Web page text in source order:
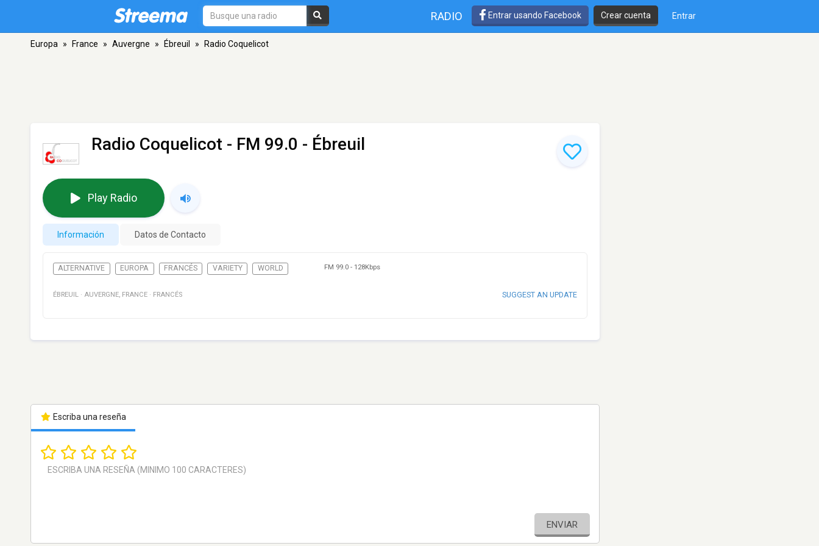
RADIO Entrar usando Facebook Crear cuenta Entrar
Europa » France » Auvergne » Ébreuil » Radio Coquelicot
Radio Coquelicot - FM 99.0 - Ébreuil
Play Radio
Información Datos de Contacto
ALTERNATIVE EUROPA FRANCÉS VARIETY WORLD FM 99.0 - 128Kbps
ÉBREUIL · AUVERGNE, FRANCE · FRANCÉS SUGGEST AN UPDATE
Escriba una reseña
ENVIAR